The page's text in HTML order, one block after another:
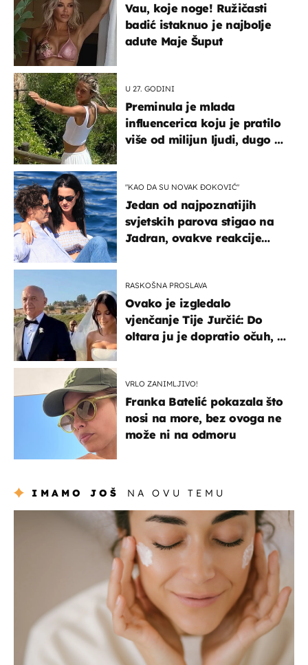
Vau, koje noge! Ružičasti
badić istaknuo je najbolje
adute Maje Šuput
U 27. GODINI
Preminula je mlada
influencerica koju je pratilo
više od milijun ljudi, dugo se
"KAO DA SU NOVAK ĐOKOVIĆ"
Jedan od najpoznatijih
svjetskih parova stigao na
Jadran, ovakve reakcije
RASKOŠNA PROSLAVA
Ovako je izgledalo
vjenčanje Tije Jurčić: Do
oltara ju je dopratio očuh, a
VRLO ZANIMLJIVO!
Franka Batelić pokazala što
nosi na more, bez ovoga ne
može ni na odmoru
IMAMO JOŠ NA OVU TEMU
moda & ljepota